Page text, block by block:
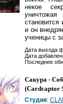
некое
и он
ученицы с
Дата выхода
Дата
Последнее
Сакура -
(Cardcaptor
Студия: